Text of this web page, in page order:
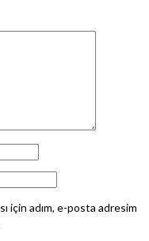
için adım, e-posta adresim